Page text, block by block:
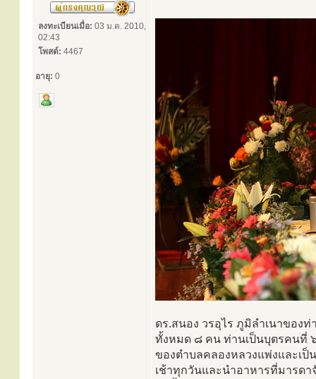
ลงทะเบียนเมื่อ: 03 ม.ค. 2010,
02:43
โพสต์: 4467
อายุ: 0
ดร.สนอง วรอุไร ภูมิลำเนาของ
ทั้งหมด ๘ คน ท่านเป็นบุตรคนที่
ของตำบลคลองหลวงแพ่งและเ
เช้าทุกวันและนำอาหารที่มารด